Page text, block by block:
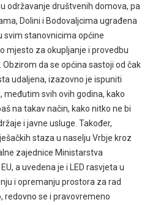
održavanje društvenih domova, pa
Dolini i Bodovaljcima ugrađena
svim stanovnicima općine
mjesto za okupljanje i provedbu
da se općina sastoji od čak
udaljena, izazovno je ispuniti
svih ovih godina, kako
na takav način, kako nitko ne bi
i javne usluge. Također,
staza u naselju Vrbje kroz
zajednice Ministarstva
a uvedena je i LED rasvjeta u
i opremanju prostora za rad
redovno se i pravovremeno